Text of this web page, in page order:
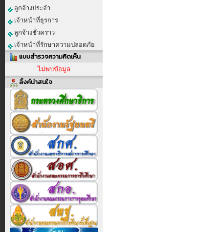
ลูกจ้างประจำ
เจ้าหน้าที่ธุรการ
ลูกจ้างชั่วคราว
เจ้าหน้าที่รักษาความปลอดภัย
แบบสำรวจความคิดเห็น
ไม่พบข้อมูล
ลิ้งค์น่าสนใจ